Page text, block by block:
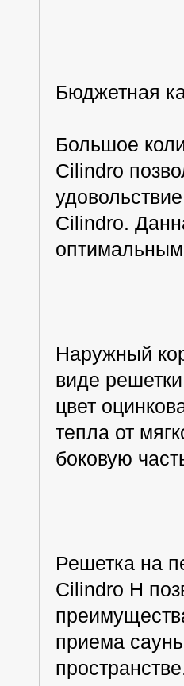
Бюджетная
Большое
Cilindro
Cilindro.
Наружный
виде
цвет
тепла от
боковую
Решетка на
Cilindro H
приема